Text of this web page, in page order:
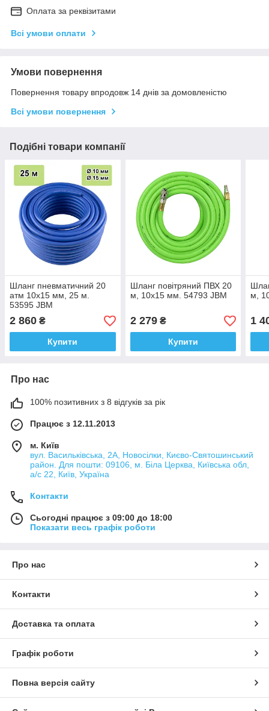
Оплата за реквізитами
Всі умови оплати
Умови повернення
Повернення товару впродовж 14 днів за домовленістю
Всі умови повернення
Подібні товари компанії
Шланг пневматичний 20
aтм 10x15 мм, 25 м.
53595 JBM
2 860 ₴
Купити
Шланг повітряний ПВХ 20
м, 10х15 мм. 54793 JBM
2 279₴
Купити
м,
1
Про нас
100% позитивних з 8 відгуків за рік
Працює з 12.11.2013
м. Київ
вул. Васильківська, 2А, Новосілки, Києво-Святошинський
район. Для пошти: 09106, м. Біла Церква, Київська обл,
а/с 22, Київ, Україна
Контакти
Сьогодні працює з 09:00 до 18:00
Показати весь графік роботи
Про нас
Контакти
Доставка та оплата
Графік роботи
Повна версія сайту